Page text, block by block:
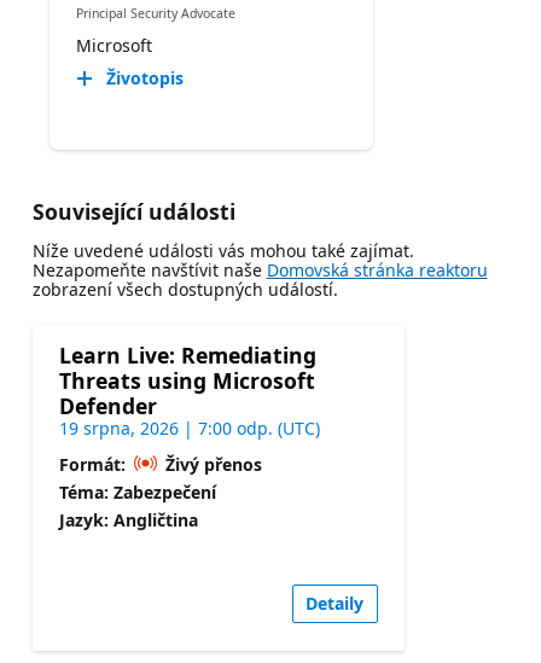
Principal Security Advocate
Microsoft
Životopis
Související události
Níže uvedené události vás mohou také zajímat.
Nezapomeňte navštívit naše Domovská stránka reaktoru
zobrazení všech dostupných událostí.
Learn Live: Remediating
Threats using Microsoft
Defender
19 srpna, 2026 | 7:00 odp. (UTC)
Formát:
Živý přenos
Téma: Zabezpečení
Jazyk: Angličtina
Detaily